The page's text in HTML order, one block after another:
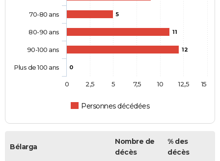
5
11
12
0
Personnes décédées
70-80 ans
80-90 ans
90-100 ans
Plus de 100 ans
0 2,5 5 7,5 10 12,5 15
Bélarga
Nombre de
décès
% des
décès